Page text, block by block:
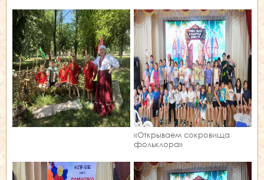
«Открываем сокровища
фольклора»